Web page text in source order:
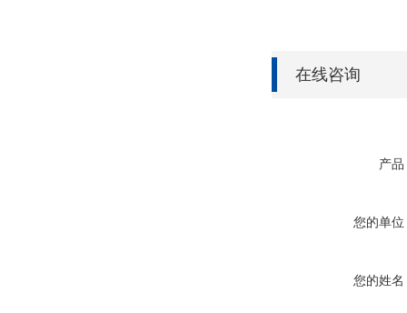
在线咨询
产品
您的单位
您的姓名